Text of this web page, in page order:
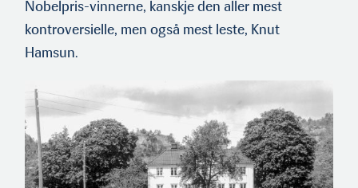
Nobelpris-vinnerne, kanskje den aller mest
kontroversielle, men også mest leste, Knut
Hamsun.